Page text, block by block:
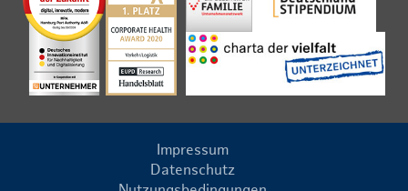
Impressum
Datenschutz